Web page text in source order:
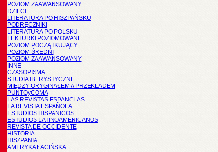
POZIOM ZAAWANSOWANY
DZIECI
LITERATURA PO HISZPAŃSKU
PODRĘCZNIKI
LITERATURA PO POLSKU
LEKTURKI POZIOMOWANE
POZIOM POCZĄTKUJĄCY
POZIOM ŚREDNI
POZIOM ZAAWANSOWANY
INNE
CZASOPISMA
STUDIA IBERYSTYCZNE
MIĘDZY ORYGINAŁEM A PRZEKŁADEM
PUNTOyCOMA
LAS REVISTAS ESPANOLAS
LA REVISTA ESPAÑOLA
ESTUDIOS HISPANICOS
ESTUDIOS LATINOAMERICANOS
REVISTA DE OCCIDENTE
HISTORIA
HISZPANIA
AMERYKA ŁACIŃSKA